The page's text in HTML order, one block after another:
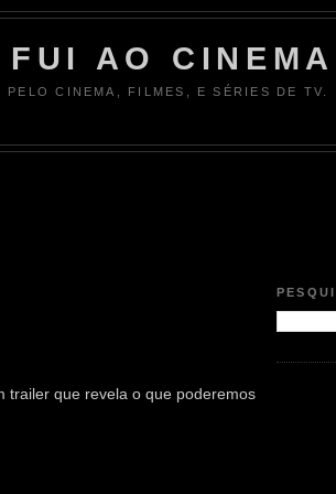
AO CINEMA
PELO CINEMA, FILMES, E SÉRIES DE TV.
trailer que revela o que poderemos